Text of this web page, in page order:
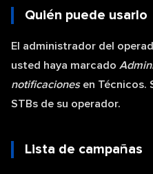
Quién puede usarlo
El administrador del
usted haya marcado
notificacionesen Técnicos.
STBs de su operador.
Lista de campañas